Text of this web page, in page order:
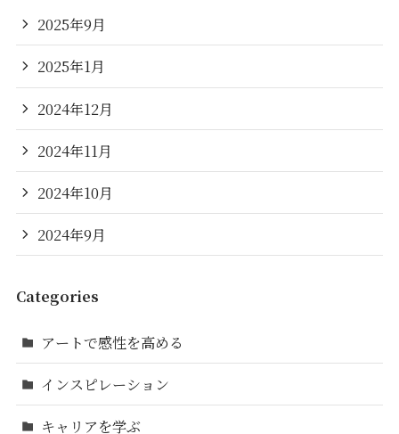
2025年9月
2025年1月
2024年12月
2024年11月
2024年10月
2024年9月
Categories
アートで感性を高める
インスピレーション
キャリアを学ぶ